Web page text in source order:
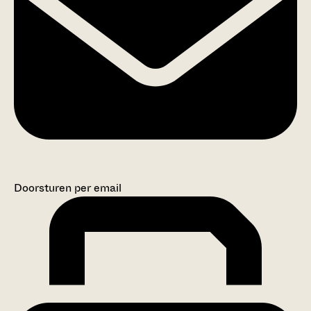
Doorsturen per email